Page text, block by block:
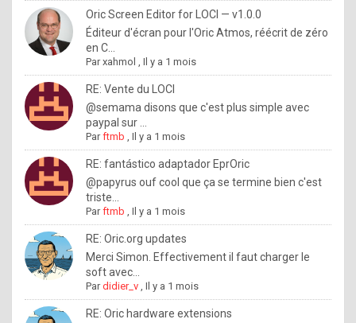
o
u
w
a
n
t
o
n
o
w
h
o
Oric Screen Editor for LOCI — v1.0.0
Éditeur d'écran pour l'Oric Atmos, réécrit de zéro
en C...
Parxahmol ,Il y a 1 mois
RE: Vente du LOCI
@semama disons que c'est plus simple avec
paypal sur ...
Parftmb ,Il y a 1 mois
RE: fantástico adaptador EprOric
@papyrus ouf cool que ça se termine bien c'est
triste...
Parftmb ,Il y a 1 mois
RE: Oric.org updates
Merci Simon. Effectivement il faut charger le
soft avec...
Pardidier_v ,Il y a 1 mois
RE: Oric hardware extensions